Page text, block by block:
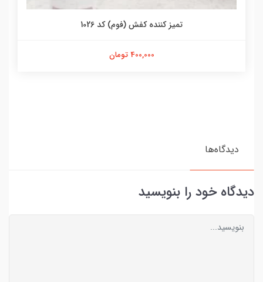
تمیز کننده کفش (فوم) کد 1026
400,000 تومان
دیدگاه‌ها
دیدگاه خود را بنویسید